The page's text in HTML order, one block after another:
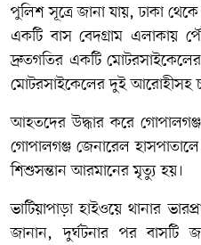
পুলিশ সূত্রে জানা যায়, ঢাকা
একটি বাস বেদগ্রাম এলাকায়
দ্রুতগতির একটি
মোটরসাইকেলের দুই আরোহীসহ
আহতদের উদ্ধার করে
গোপালগঞ্জ জেনারেল
শিশুসন্তান আরমানের মৃত্যু হয়।
ভাটিয়াপাড়া হাইওয়ে থানার
জানান, দুর্ঘটনার পর বাসটি